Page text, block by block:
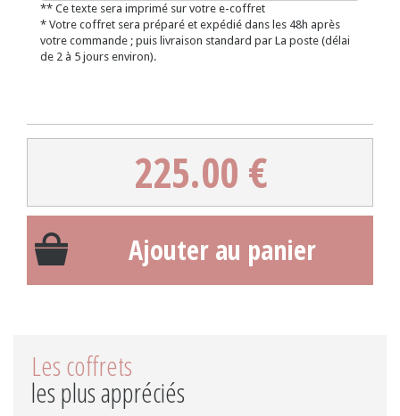
** Ce texte sera imprimé sur votre e-coffret
* Votre coffret sera préparé et expédié dans les 48h après
votre commande ; puis livraison standard par La poste (délai
de 2 à 5 jours environ).
225.00 €
Ajouter au panier
Les coffrets
les plus appréciés